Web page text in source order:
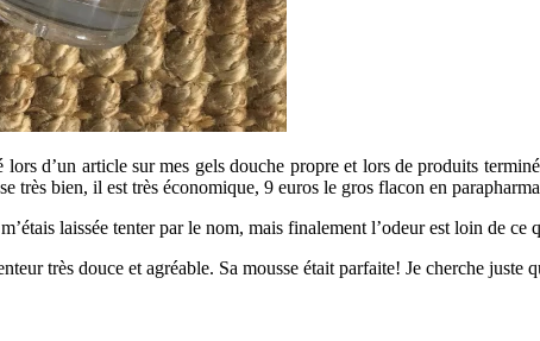
d’un article sur mes gels douche propre et lors de produits
très bien, il est très économique, 9 euros le gros flacon en
laissée tenter par le nom, mais finalement l’odeur est loin de
très douce et agréable. Sa mousse était parfaite! Je cherche juste